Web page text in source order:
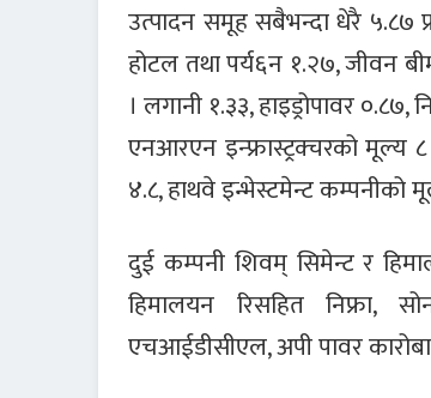
उत्पादन समूह सबैभन्दा धेरै ५.८७
होटल तथा पर्य६न १.२७, जीवन
। लगानी १.३३, हाइड्रोपावर
एनआरएन इन्फ्रास्ट्रक्चरको मूल्य
४.८, हाथवे इन्भेस्टमेन्ट कम्पनीको
दुई कम्पनी शिवम् सिमेन्ट र
हिमालयन रिसहित निफ्रा,
एचआईडीसीएल, अपी पावर